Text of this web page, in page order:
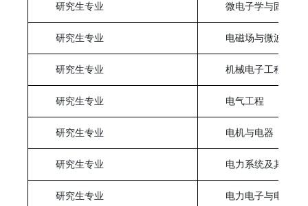
研究生专业 微电子学与固体电
研究生专业 电磁场与微波技术
研究生专业 机械电子工程
研究生专业 电气工程
研究生专业 电机与电器
研究生专业 电力系统及其自动
研究生专业 电力电子与电力传